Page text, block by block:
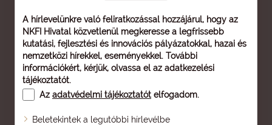
A hírlevelünkre való feliratkozással hozzájárul, hogy az
NKFI Hivatal közvetlenül megkeresse a legfrissebb
kutatási, fejlesztési és innovációs pályázatokkal, hazai és
nemzetközi hírekkel, eseményekkel. További
információkért, kérjük, olvassa el az adatkezelési
tájékoztatót.
Az adatvédelmi tájékoztatót elfogadom.
Beletekintek a legutóbbi hírlevélbe